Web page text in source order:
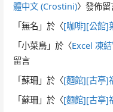
體中文 (Crostini)〉發佈留
「無名 」於〈[咖啡][公館]
「小菜鳥 」於〈Excel 凍
留言
「蘇珊 」於〈[麵館][古亭]
「蘇珊 」於〈[麵館][古亭]